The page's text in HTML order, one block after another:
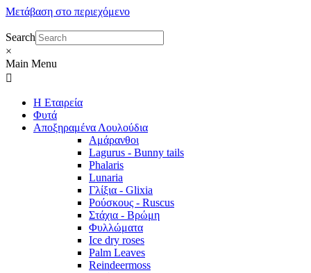
Μετάβαση στο περιεχόμενο
Search
×
Main Menu
Η Εταιρεία
Φυτά
Αποξηραμένα Λουλούδια
Αμάρανθοι
Lagurus - Bunny tails
Phalaris
Lunaria
Γλίξια - Glixia
Ρούσκους - Ruscus
Στάχια - Βρώμη
Φυλλώματα
Ice dry roses
Palm Leaves
Reindeermoss